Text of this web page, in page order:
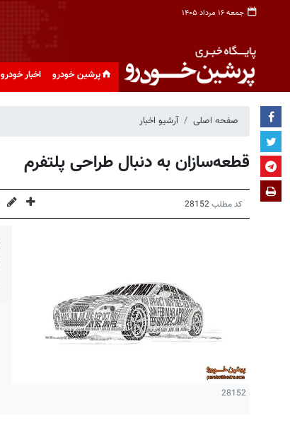
جمعه ۱۶ مرداد ۱۴۰۵
پرشین خودرو اخبار خودرو
صفحه اصلی آرشیو اخبار
قطعه‌سازان به دنبال طراحی پلتفرم
کد مطلب28152
28152